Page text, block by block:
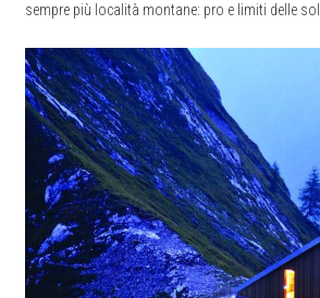
sempre più località montane: pro e limiti delle